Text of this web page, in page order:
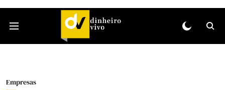
Empresas